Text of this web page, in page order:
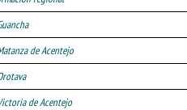
de Acentejo
de Acentejo